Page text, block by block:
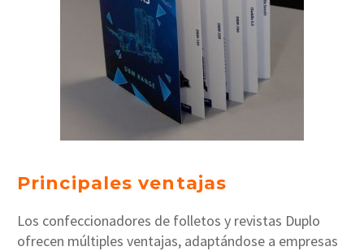
Principales ventajas
Los confeccionadores de folletos y revistas Duplo
ofrecen múltiples ventajas, adaptándose a empresas